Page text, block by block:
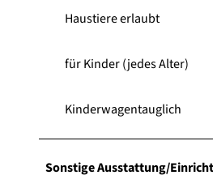
Haustiere erlaubt
für Kinder (jedes Alter)
Kinderwagentauglich
Sonstige Ausstattung/